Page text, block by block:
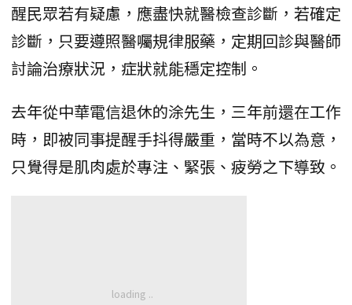
醒民眾若有疑慮，應盡快就醫檢查診斷，若確定
診斷，只要遵照醫囑規律服藥，定期回診與醫師
討論治療狀況，症狀就能穩定控制。
去年從中華電信退休的涂先生，三年前還在工作
時，即被同事提醒手抖得嚴重，當時不以為意，
只覺得是肌肉處於專注、緊張、疲勞之下導致。